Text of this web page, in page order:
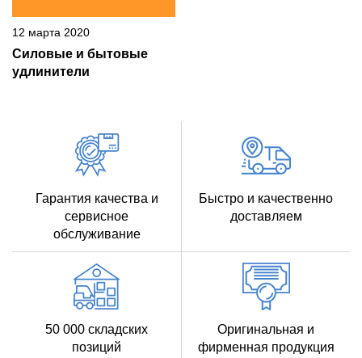
12 марта 2020
Силовые и бытовые
удлинители
Гарантия качества и
сервисное
обслуживание
Быстро и качественно
доставляем
50 000 складских
позиций
Оригинальная и
фирменная продукция